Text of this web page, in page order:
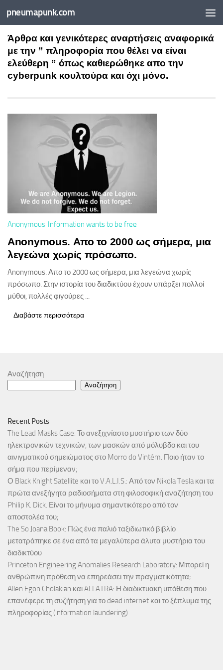
Skip to content
pneumapunk.com
Άρθρα και γενικότερες αναρτήσεις αναφορικά
με την ” πληροφορία που θέλει να είναι
ελεύθερη ” όπως καθιερώθηκε απο την
cyberpunk κουλτούρα και όχι μόνο.
Anonymous Information wants to be free
Anonymous. Απο το 2000 ως σήμερα, μια
λεγεώνα χωρίς πρόσωπο.
Anonymous. Απο το 2000 ως σήμερα, μια λεγεώνα χωρίς
πρόσωπο. Στην ιστορία του διαδικτύου έχουν υπάρξει πολλοί
μύθοι, πολλές φιγούρες ...
Διαβάστε περισσότερα
Αναζήτηση
Αναζήτηση
Recent Posts
The Lead Masks Case: Το ανεξιχνίαστο μυστήριο των δύο
ηλεκτρονικών τεχνικών, των μασκών από μόλυβδο και του
αινιγματικού σημειώματος στο Morro do Vintém. Ποιο ήταν το
σήμα που περίμεναν;
Ο Black Knight Satellite και το V.A.L.I.S.: Από τον Nikola Tesla και τα
πρώτα ανεξήγητα ραδιοσήματα στη φιλοσοφική αναζήτηση του
Philip K. Dick. Είναι το μήνυμα σημαντικότερο από τον
αποστολέα του;
The So Joana Book: Πώς ένα παλιό ταξιδιωτικό βιβλίο
μετατράπηκε σε ένα από τα μεγαλύτερα άλυτα μυστήρια του
διαδικτύου
Princeton Engineering Anomalies Research Laboratory: Μπορεί η
ανθρώπινη πρόθεση να επηρεάσει την πραγματικότητα;
Allen Egon Cholakian και ALLATRA: Η διαδικτυακή υπόθεση που
επανέφερε τη συζήτηση για το dead internet και το ξέπλυμα της
πληροφορίας (information laundering)